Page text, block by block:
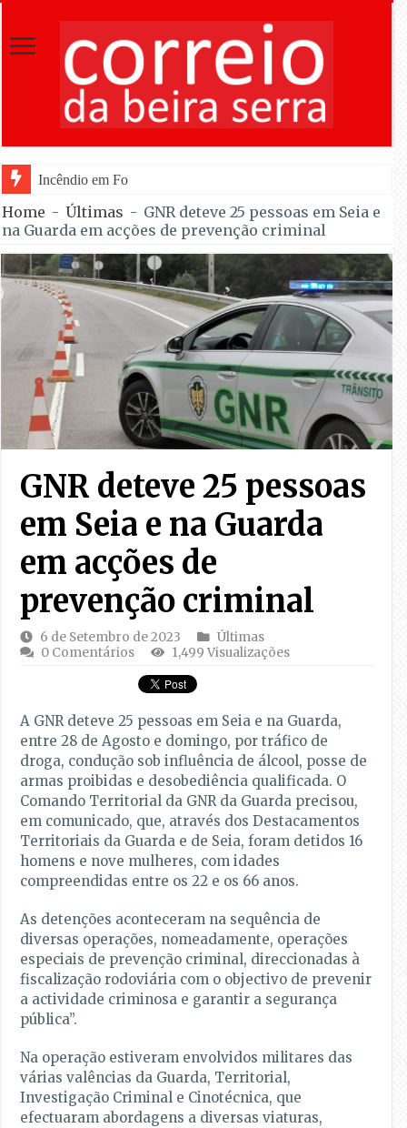
Incêndio em Fornos de Algodres dominado após c
Home - Últimas - GNR deteve 25 pessoas em Seia e
na Guarda em acções de prevenção criminal
GNR deteve 25 pessoas
em Seia e na Guarda
em acções de
prevenção criminal
6 de Setembro de 2023
Últimas
0 Comentários
1,499 Visualizações
A GNR deteve 25 pessoas em Seia e na Guarda,
entre 28 de Agosto e domingo, por tráfico de
droga, condução sob influência de álcool, posse de
armas proibidas e desobediência qualificada. O
Comando Territorial da GNR da Guarda precisou,
em comunicado, que, através dos Destacamentos
Territoriais da Guarda e de Seia, foram detidos 16
homens e nove mulheres, com idades
compreendidas entre os 22 e os 66 anos.
As detenções aconteceram na sequência de
diversas operações, nomeadamente, operações
especiais de prevenção criminal, direccionadas à
fiscalização rodoviária com o objectivo de prevenir
a actividade criminosa e garantir a segurança
pública”.
Na operação estiveram envolvidos militares das
várias valências da Guarda, Territorial,
Investigação Criminal e Cinotécnica, que
efectuaram abordagens a diversas viaturas,